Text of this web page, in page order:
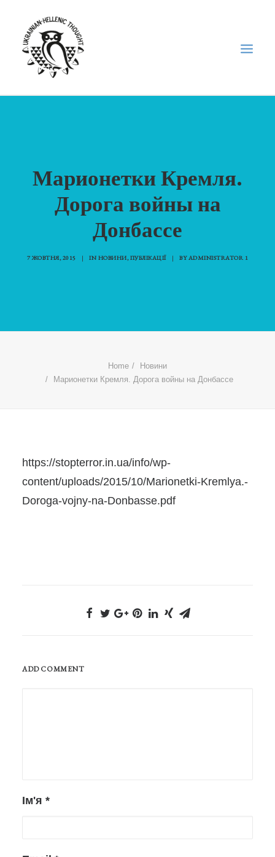
ФОРУМ УКРАЇНСЬКОЇ ДІАСПОРИ В ГРЕЦІЇ
ПРО НАС
“ВІСНИК”/”ΑΓΓΕΛΙΑΦΌΡΟΣ”
Марионетки Кремля.
Дорога войны на
Донбассе
7 ЖОВТНЯ, 2015 | IN НОВИНИ,ПУБЛІКАЦІЇ | BYADMINISTRATOR 1
Home
Новини
Марионетки Кремля. Дорога войны на Донбассе
https://stopterror.in.ua/info/wp-
content/uploads/2015/10/Marionetki-Kremlya.-
Doroga-vojny-na-Donbasse.pdf
ADD COMMENT
Ім'я *